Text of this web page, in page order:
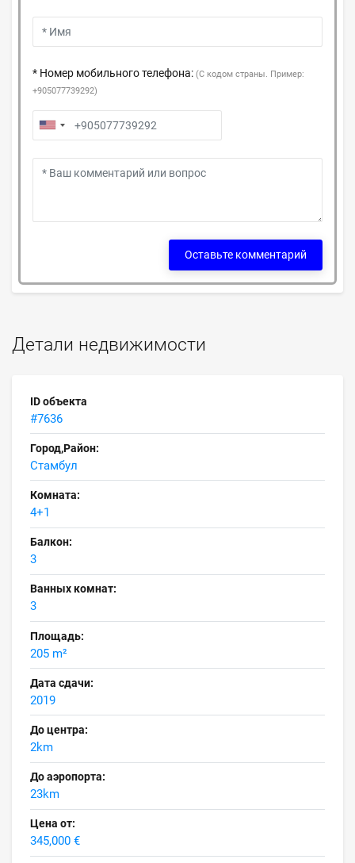
Детали недвижимости
ID объекта
#7636
Город,Район:
Стамбул
Комната:
4+1
Балкон:
3
Ванных комнат:
3
Площадь:
205 m²
Дата сдачи:
2019
До центра:
2km
До аэропорта:
23km
Цена от:
345,000 €
* Номер мобильного телефона: (С кодом страны. Пример:
+905077739292)
Оставьте комментарий